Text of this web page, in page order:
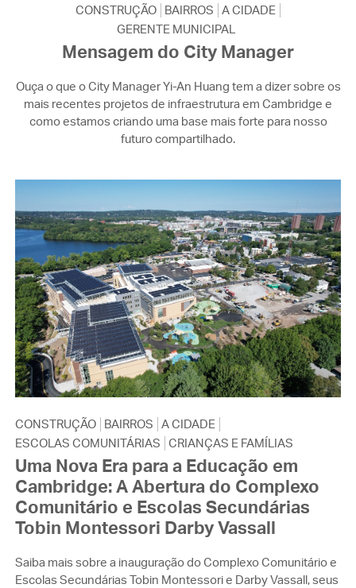
CONSTRUÇÃO BAIRROS A CIDADE
GERENTE MUNICIPAL
Mensagem do City Manager
Ouça o que o City Manager Yi-An Huang tem a dizer sobre os
mais recentes projetos de infraestrutura em Cambridge e
como estamos criando uma base mais forte para nosso
futuro compartilhado.
CONSTRUÇÃO BAIRROS A CIDADE
ESCOLAS COMUNITÁRIAS CRIANÇAS E FAMÍLIAS
Uma Nova Era para a Educação em
Cambridge: A Abertura do Complexo
Comunitário e Escolas Secundárias
Tobin Montessori Darby Vassall
Saiba mais sobre a inauguração do Complexo Comunitário e
Escolas Secundárias Tobin Montessori e Darby Vassall, seus